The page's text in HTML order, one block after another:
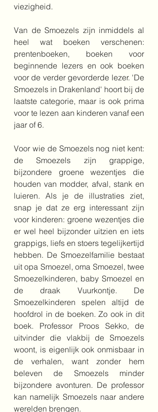
viezigheid.
Van de Smoezels zijn inmiddels al
heel wat boeken verschenen:
prentenboeken, boeken voor
beginnende lezers en ook boeken
voor de verder gevorderde lezer. 'De
Smoezels in Drakenland' hoort bij de
laatste categorie, maar is ook prima
voor te lezen aan kinderen vanaf een
jaar of 6.
Voor wie de Smoezels nog niet kent:
de Smoezels zijn grappige,
bijzondere groene wezentjes die
houden van modder, afval, stank en
luieren. Als je de illustraties ziet,
snap je dat ze erg interessant zijn
voor kinderen: groene wezentjes die
er wel heel bijzonder uitzien en iets
grappigs, liefs en stoers tegelijkertijd
hebben. De Smoezelfamilie bestaat
uit opa Smoezel, oma Smoezel, twee
Smoezelkinderen, baby Smoezel en
de draak Vuurkontje. De
Smoezelkinderen spelen altijd de
hoofdrol in de boeken. Zo ook in dit
boek. Professor Proos Sekko, de
uitvinder die vlakbij de Smoezels
woont, is eigenlijk ook onmisbaar in
de verhalen, want zonder hem
beleven de Smoezels minder
bijzondere avonturen. De professor
kan namelijk Smoezels naar andere
werelden brengen.